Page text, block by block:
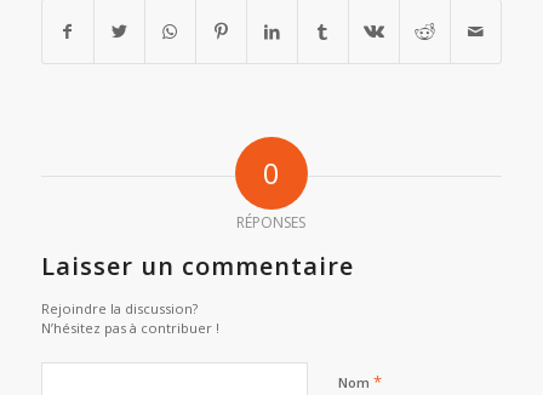
0
RÉPONSES
Laisser un commentaire
Rejoindre la discussion?
N’hésitez pas à contribuer !
Nom *